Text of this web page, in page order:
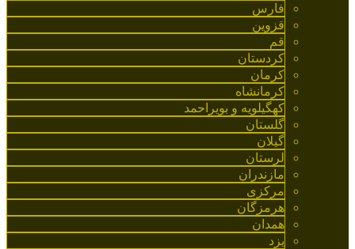
فارس
قزوین
قم
کردستان
کرمان
کرمانشاه
کهگیلویه و بویراحمد
گلستان
گیلان
لرستان
مازندران
مرکزی
هرمزگان
همدان
یزد